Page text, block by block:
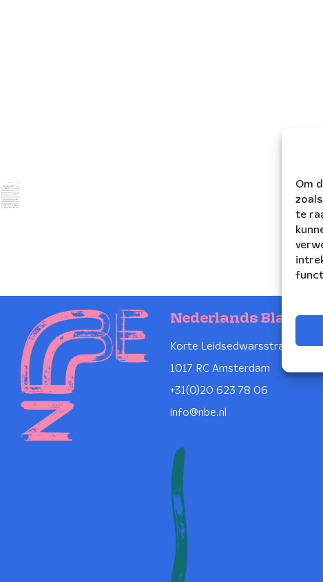
Om
te
Nederlands Blazers
Korte Leidsedwarsstraat 12
1017 RC Amsterdam
+31(0)20 623 78 06
info@nbe.nl